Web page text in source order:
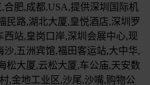
合肥,成都,USA,提供深圳国际机
民路,湖北大厦,皇悦酒店,深圳罗
站,皇岗口岸,深圳会展中心,现
,五洲宾馆,福田客运站,大中华,
松大厦,云松大厦,车公庙,天安数
,金地工业区,沙尾,沙嘴,购物公